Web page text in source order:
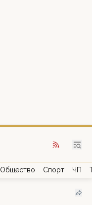
Общество Спорт ЧП